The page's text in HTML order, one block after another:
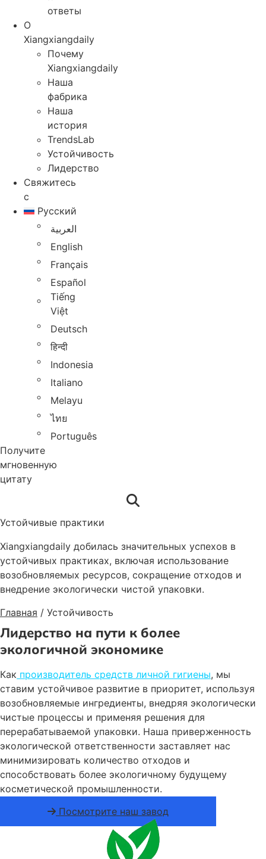
ответы
О
Xiangxiangdaily
Почему
Xiangxiangdaily
Наша
фабрика
Наша
история
TrendsLab
Устойчивость
Лидерство
Свяжитесь
с
Русский
العربية
English
Français
Español
Tiếng
Việt
Deutsch
हिन्दी
Indonesia
Italiano
Melayu
ไทย
Português
Получите
мгновенную
цитату
Устойчивые практики
Xiangxiangdaily добилась значительных успехов в
устойчивых практиках, включая использование
возобновляемых ресурсов, сокращение отходов и
внедрение экологически чистой упаковки.
Главная / Устойчивость
Лидерство на пути к более
экологичной экономике
Как производитель средств личной гигиены, мы
ставим устойчивое развитие в приоритет, используя
возобновляемые ингредиенты, внедряя экологически
чистые процессы и применяя решения для
перерабатываемой упаковки. Наша приверженность
экологической ответственности заставляет нас
минимизировать количество отходов и
способствовать более экологичному будущему
косметической промышленности.
Посмотрите наш завод